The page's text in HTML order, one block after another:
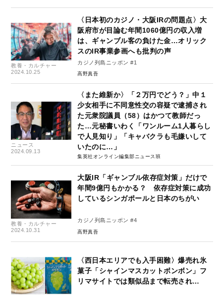
教養・カルチャー
2024.10.25
〈日本初のカジノ・大阪IRの問題点〉大
阪府市が目論む年間1060億円の収入増
は、ギャンブル客の負けた金…オリック
スのIR事業参画へも批判の声
カジノ列島ニッポン #1
高野真吾
ニュース
2024.09.13
〈また維新か〉「２万円でどう？」中１
少女相手に不同意性交の容疑で逮捕され
た元衆院議員（58）はかつて教師だっ
た…元秘書いわく「ワンルーム1人暮らし
で人見知り」「キャバクラも毛嫌いして
いたのに…」
集英社オンライン編集部ニュース班
教養・カルチャー
2024.10.31
大阪IR「ギャンブル依存症対策」だけで
年間9億円もかかる？ 依存症対策に成功
しているシンガポールと日本のちがい
カジノ列島ニッポン #4
高野真吾
〈西日本エリアでも入手困難〉爆売れ氷
菓子「シャインマスカットボンボン」フ
リマサイトでは類似品まで転売され…